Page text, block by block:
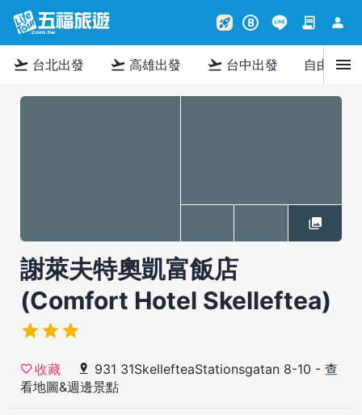
rocket_launch B contract person
flight_takeoff 台北出發 flight_takeoff 高雄出發 flight_takeoff 台中出發 自由行menu
謝萊夫特奧凱富飯店
(Comfort Hotel Skelleftea)
收藏 931 31SkellefteaStationsgatan 8-10 - 查
看地圖&週邊景點